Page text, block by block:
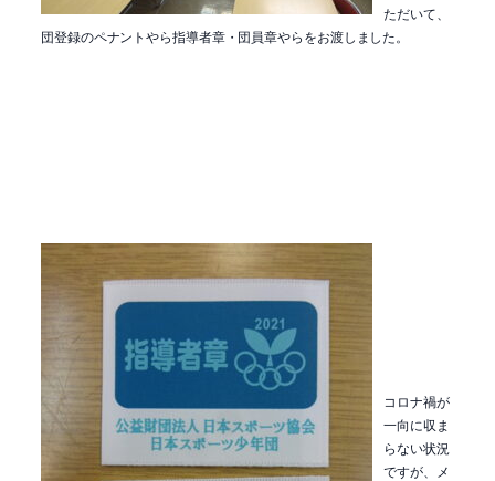
ただいて、
団登録のペナントやら指導者章・団員章やらをお渡しました。
コロナ禍が
一向に収ま
らない状況
ですが、メ